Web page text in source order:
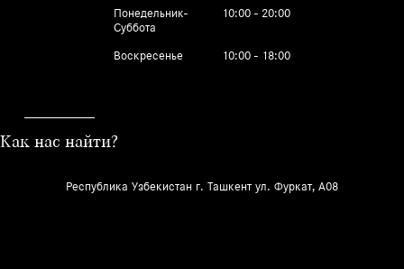
Понедельник-
Суббота
10:00 - 20:00
Воскресенье 10:00 - 18:00
Как нас найти?
Республика Узбекистан г. Ташкент ул. Фуркат, A08